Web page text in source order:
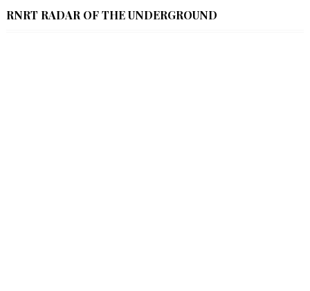
RNRT RADAR OF THE UNDERGROUND